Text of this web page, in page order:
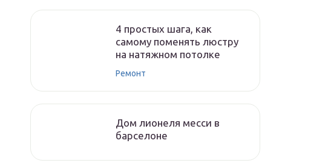
4 простых шага, как
самому поменять люстру
на натяжном потолке
Ремонт
Дом лионеля месси в
барселоне